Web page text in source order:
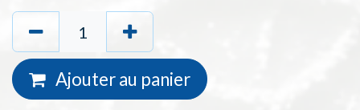
Ajouter au panier